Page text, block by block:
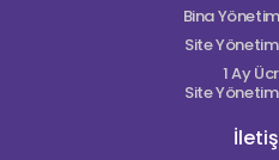
Bina
Site
1 Ay
Site